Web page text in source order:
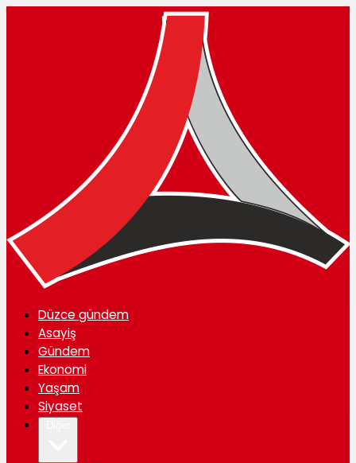
Düzce gündem
Asayiş
Gündem
Ekonomi
Yaşam
Siyaset